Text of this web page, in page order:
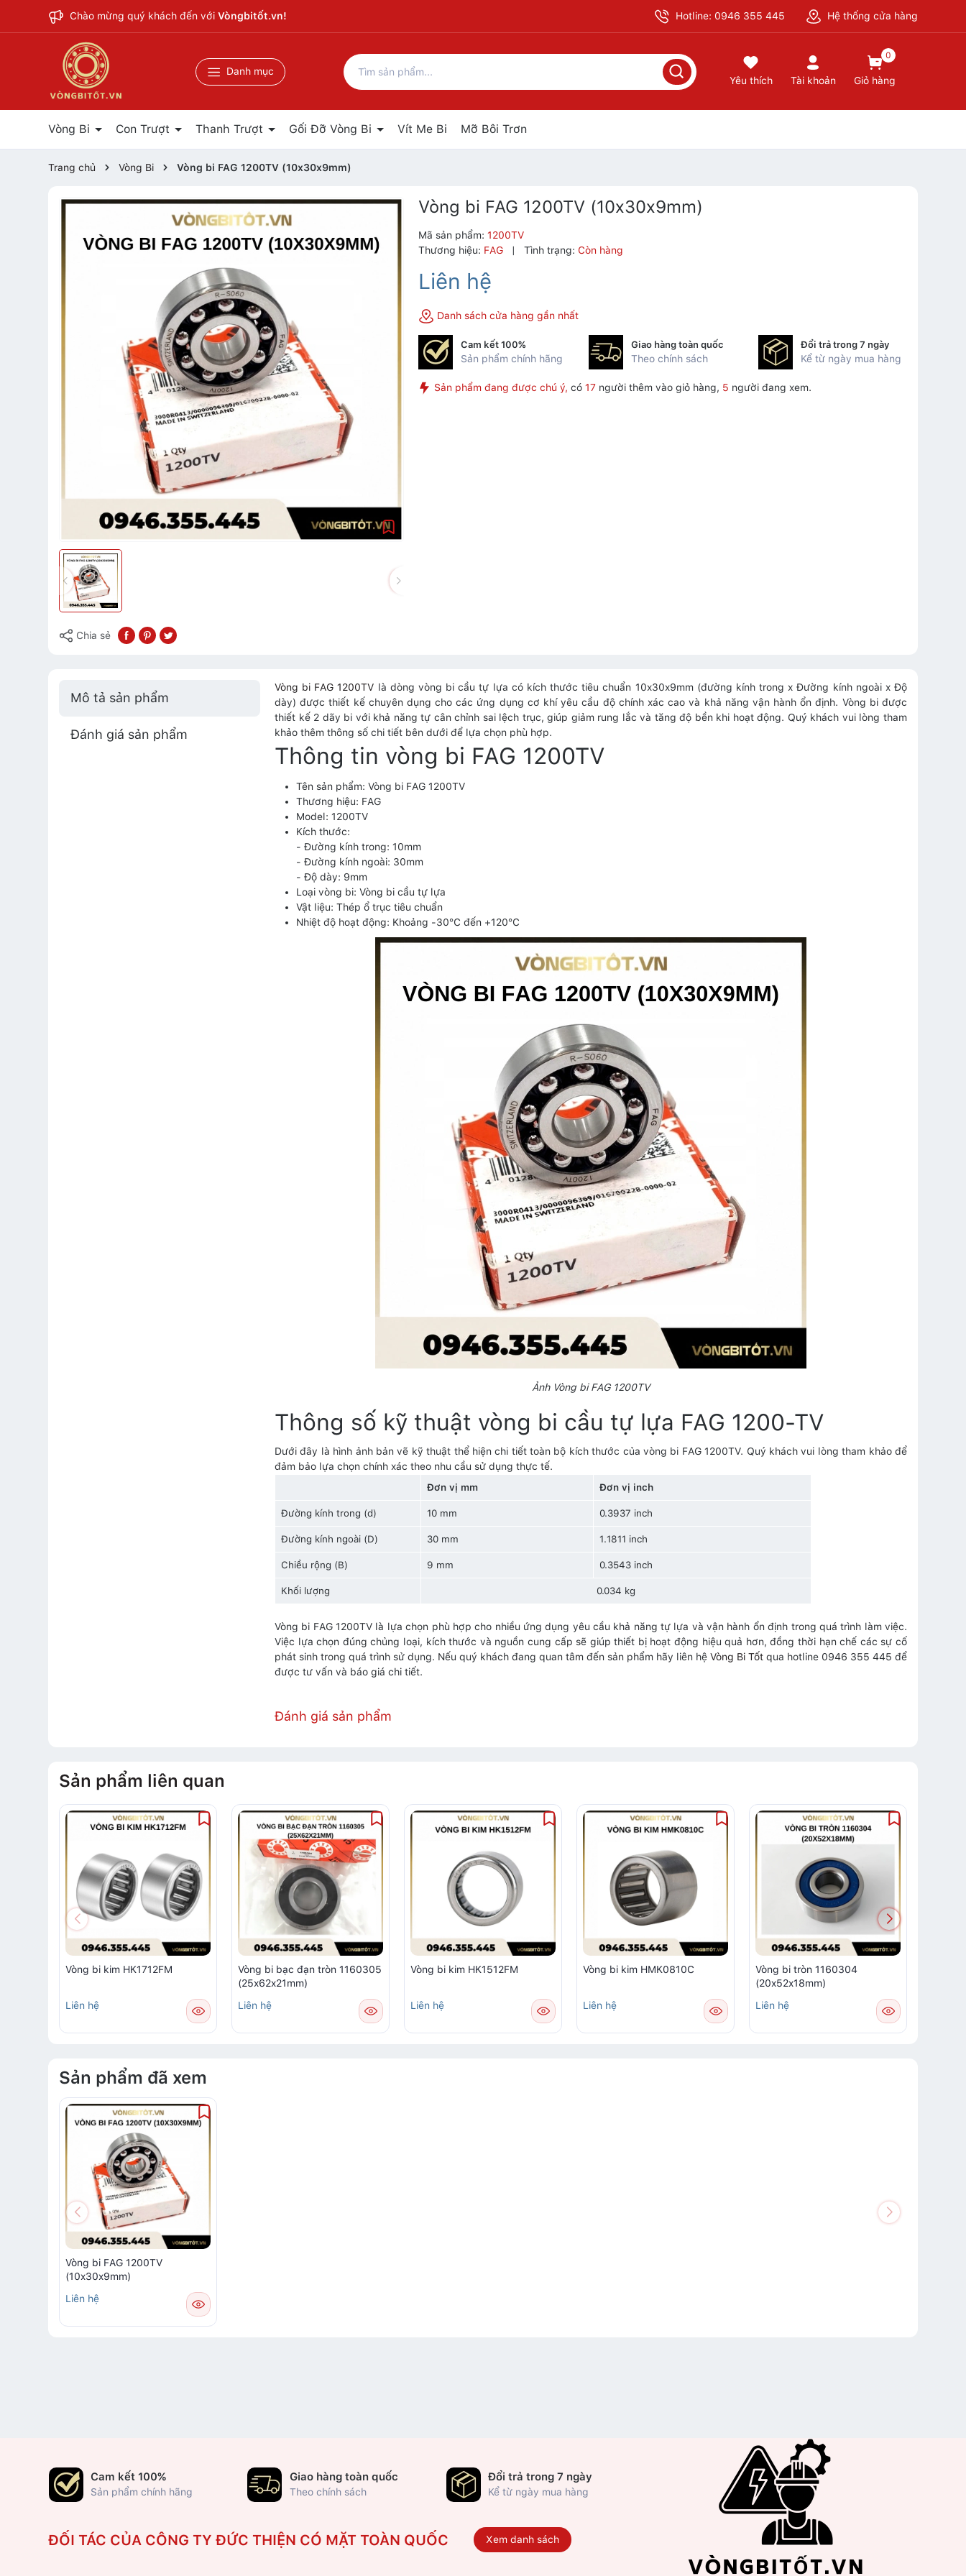
Chào mừng quý khách đến với Vòngbitốt.vn! Hotline: 0946 355 445 Hệ thống cửa hàng
Danh mục
Yêu thích Tài khoản
0
Giỏ hàng
Vòng Bi Con Trượt Thanh Trượt Gối Đỡ Vòng Bi Vít Me Bi Mỡ Bôi Trơn
Trang chủ Vòng Bi Vòng bi FAG 1200TV (10x30x9mm)
Chia sẻ
Vòng bi FAG 1200TV (10x30x9mm)
Mã sản phẩm: 1200TV
Thương hiệu: FAG | Tình trạng: Còn hàng
Liên hệ
Danh sách cửa hàng gần nhất
Cam kết 100%
Sản phẩm chính hãng
Giao hàng toàn quốc
Theo chính sách
Đổi trả trong 7 ngày
Kể từ ngày mua hàng
Sản phẩm đang được chú ý, có 17 người thêm vào giỏ hàng, 5 người đang xem.
Mô tả sản phẩm
Đánh giá sản phẩm
Vòng bi FAG 1200TV là dòng vòng bi cầu tự lựa có kích thước tiêu chuẩn 10x30x9mm (đường kính trong x Đường kính ngoài x Độ
dày) được thiết kế chuyên dụng cho các ứng dụng cơ khí yêu cầu độ chính xác cao và khả năng vận hành ổn định. Vòng bi được
thiết kế 2 dãy bi với khả năng tự cân chỉnh sai lệch trục, giúp giảm rung lắc và tăng độ bền khi hoạt động. Quý khách vui lòng tham
khảo thêm thông số chi tiết bên dưới để lựa chọn phù hợp.
Thông tin vòng bi FAG 1200TV
Tên sản phẩm: Vòng bi FAG 1200TV
Thương hiệu: FAG
Model: 1200TV
Kích thước:
- Đường kính trong: 10mm
- Đường kính ngoài: 30mm
- Độ dày: 9mm
Loại vòng bi: Vòng bi cầu tự lựa
Vật liệu: Thép ổ trục tiêu chuẩn
Nhiệt độ hoạt động: Khoảng -30°C đến +120°C
Ảnh Vòng bi FAG 1200TV
Thông số kỹ thuật vòng bi cầu tự lựa FAG 1200-TV
Dưới đây là hình ảnh bản vẽ kỹ thuật thể hiện chi tiết toàn bộ kích thước của vòng bi FAG 1200TV. Quý khách vui lòng tham khảo để
đảm bảo lựa chọn chính xác theo nhu cầu sử dụng thực tế.
Đơn vị mm
Đơn vị inch
Đường kính trong (d) 10 mm 0.3937 inch
Đường kính ngoài (D) 30 mm 1.1811 inch
Chiều rộng (B) 9 mm 0.3543 inch
Khối lượng 0.034 kg
Vòng bi FAG 1200TV là lựa chọn phù hợp cho nhiều ứng dụng yêu cầu khả năng tự lựa và vận hành ổn định trong quá trình làm việc.
Việc lựa chọn đúng chủng loại, kích thước và nguồn cung cấp sẽ giúp thiết bị hoạt động hiệu quả hơn, đồng thời hạn chế các sự cố
phát sinh trong quá trình sử dụng. Nếu quý khách đang quan tâm đến sản phẩm hãy liên hệ Vòng Bi Tốt qua hotline 0946 355 445 để
được tư vấn và báo giá chi tiết.
Đánh giá sản phẩm
Sản phẩm liên quan
Vòng bi kim HK1712FM
Liên hệ
Vòng bi bạc đạn tròn 1160305
(25x62x21mm)
Liên hệ
Vòng bi kim HK1512FM
Liên hệ
Vòng bi kim HMK0810C
Liên hệ
Vòng bi tròn 1160304
(20x52x18mm)
Liên hệ
Sản phẩm đã xem
Vòng bi FAG 1200TV
(10x30x9mm)
Liên hệ
Cam kết 100%
Sản phẩm chính hãng
Giao hàng toàn quốc
Theo chính sách
Đổi trả trong 7 ngày
Kể từ ngày mua hàng
ĐỐI TÁC CỦA CÔNG TY ĐỨC THIỆN CÓ MẶT TOÀN QUỐC Xem danh sách